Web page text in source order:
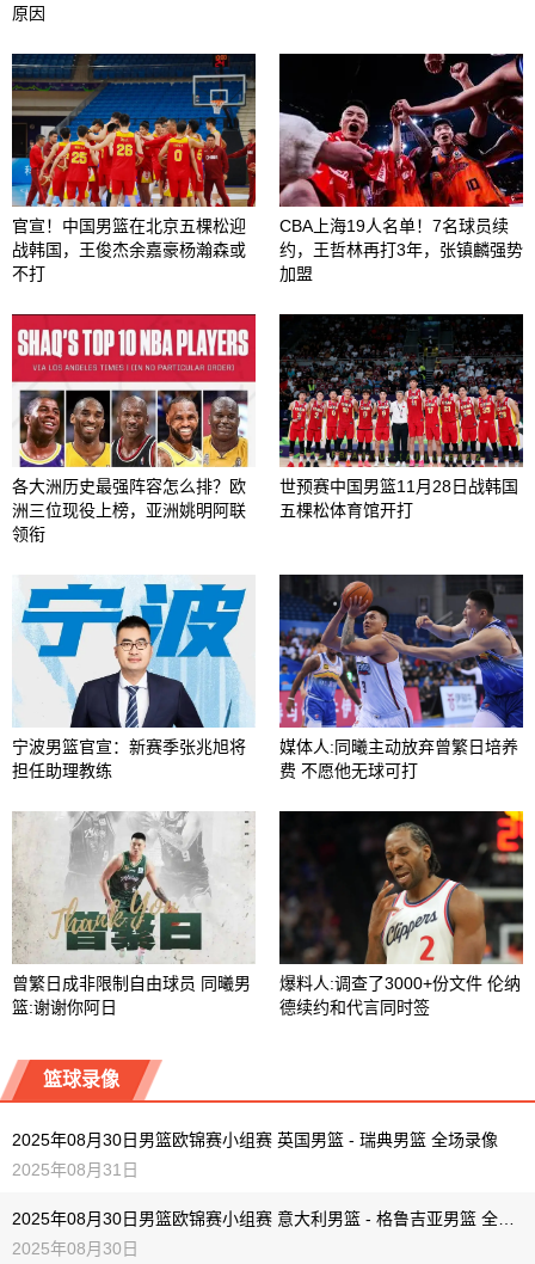
原因
官宣！中国男篮在北京五棵松迎
战韩国，王俊杰余嘉豪杨瀚森或
不打
CBA上海19人名单！7名球员续
约，王哲林再打3年，张镇麟强势
加盟
各大洲历史最强阵容怎么排？欧
洲三位现役上榜，亚洲姚明阿联
领衔
世预赛中国男篮11月28日战韩国
五棵松体育馆开打
宁波男篮官宣：新赛季张兆旭将
担任助理教练
媒体人:同曦主动放弃曾繁日培养
费 不愿他无球可打
曾繁日成非限制自由球员 同曦男
篮:谢谢你阿日
爆料人:调查了3000+份文件 伦纳
德续约和代言同时签
篮球录像
2025年08月30日男篮欧锦赛小组赛 英国男篮 - 瑞典男篮 全场录像
2025年08月31日
2025年08月30日